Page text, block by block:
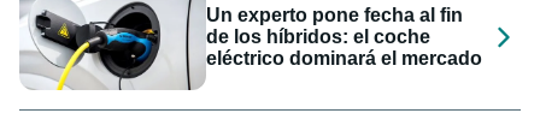
Un experto pone fecha al fin
de los híbridos: el coche
eléctrico dominará el mercado